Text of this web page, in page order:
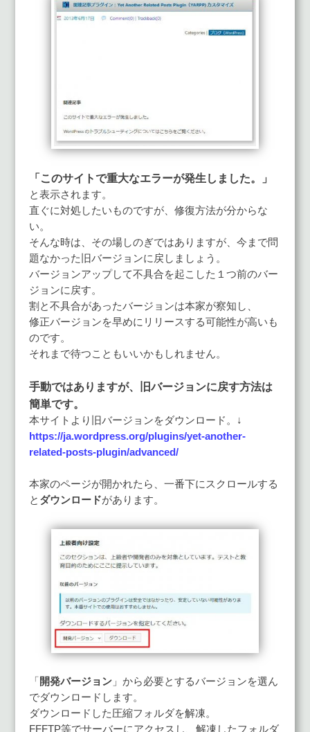
「このサイトで重大なエラーが発生しました。」
と表示されます。
直ぐに対処したいものですが、修復方法が分からな
い。
そんな時は、その場しのぎではありますが、今まで問
題なかった旧バージョンに戻しましょう。
バージョンアップして不具合を起こした１つ前のバー
ジョンに戻す。
割と不具合があったバージョンは本家が察知し、
修正バージョンを早めにリリースする可能性が高いも
のです。
それまで待つこともいいかもしれません。
手動ではありますが、旧バージョンに戻す方法は
簡単です。
本サイトより旧バージョンをダウンロード。↓
https://ja.wordpress.org/plugins/yet-another-
related-posts-plugin/advanced/
本家のページが開かれたら、一番下にスクロールする
と ダウンロードがあります。
「 開発バージョン 」から必要とするバージョンを選ん
でダウンロードします。
ダウンロードした圧縮フォルダを解凍。
FFFTP等でサーバーにアクセスし、解凍したフォルダ